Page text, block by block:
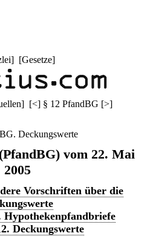
] [Gesetze]
] [<] § 12 PfandBG [>]
Deckungswerte
vom 22. Mai
2005
Vorschriften über die
Hypothekenpfandbriefe
Deckungswerte